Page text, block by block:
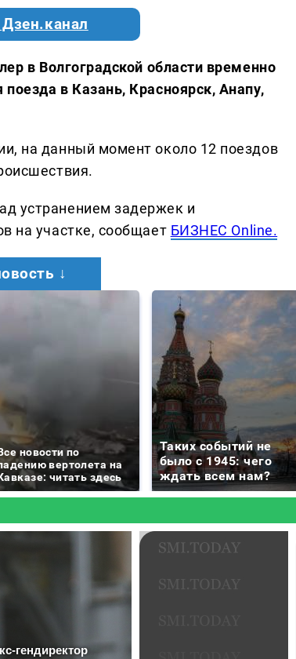
в Волгоградской области временно
в Казань, Красноярск, Анапу,
на данный момент около 12 поездов
устранением задержек и
на участке, сообщает БИЗНЕС Online.
↓
новости по
вертолета на
читать здесь
Таких событий не
было с 1945: чего
ждать всем нам?